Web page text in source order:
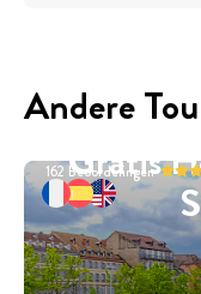
Andere
Gratis
162 Beoordelingen